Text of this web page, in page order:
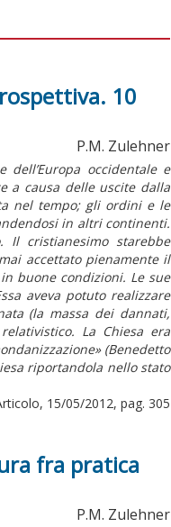
10
P.M. Zulehner
occidentale e
a causa delle uscite dalla
nel tempo; gli ordini e le
in altri continenti.
cristianesimo starebbe
accettato pienamente il
buone condizioni. Le sue
aveva potuto realizzare
(la massa dei dannati,
La Chiesa era
(Benedetto
riportandola nello stato
15/05/2012, pag. 305
fra pratica
P.M. Zulehner